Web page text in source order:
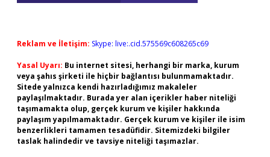
Reklam ve İletişim: Skype: live:.cid.575569c608265c69
Yasal Uyarı: Bu internet sitesi, herhangi bir marka, kurum
veya şahıs şirketi ile hiçbir bağlantısı bulunmamaktadır.
Sitede yalnızca kendi hazırladığımız makaleler
paylaşılmaktadır. Burada yer alan içerikler haber niteliği
taşımamakta olup, gerçek kurum ve kişiler hakkında
paylaşım yapılmamaktadır. Gerçek kurum ve kişiler ile isim
benzerlikleri tamamen tesadüfidir. Sitemizdeki bilgiler
taslak halindedir ve tavsiye niteliği taşımazlar.